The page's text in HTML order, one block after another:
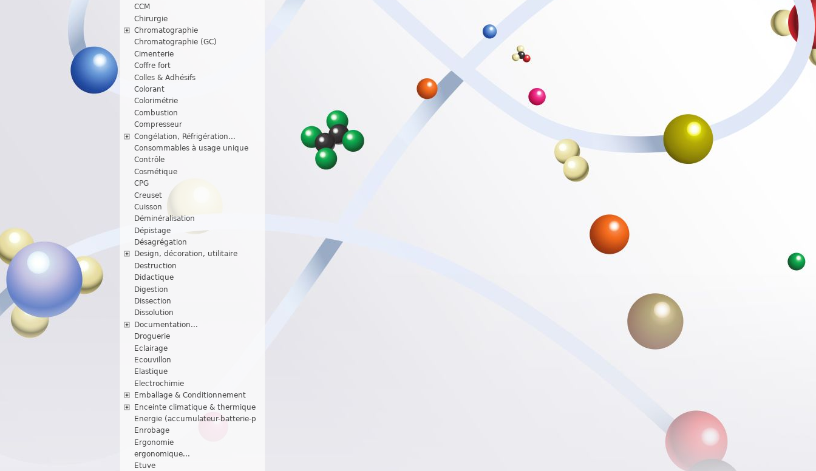
CCM
Chirurgie
Chromatographie
Chromatographie (GC)
Cimenterie
Coffre fort
Colles & Adhésifs
Colorant
Colorimétrie
Combustion
Compresseur
Congélation, Réfrigération...
Consommables à usage unique
Contrôle
Cosmétique
CPG
Creuset
Cuisson
Déminéralisation
Dépistage
Désagrégation
Design, décoration, utilitaire
Destruction
Didactique
Digestion
Dissection
Dissolution
Documentation...
Droguerie
Eclairage
Ecouvillon
Elastique
Electrochimie
Emballage & Conditionnement
Enceinte climatique & thermique
Energie (accumulateur-batterie-p
Enrobage
Ergonomie
ergonomique...
Etuve